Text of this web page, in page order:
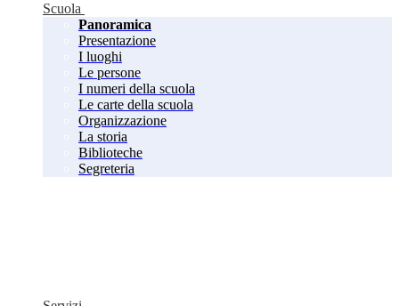
Scuola
Panoramica
Presentazione
I luoghi
Le persone
I numeri della scuola
Le carte della scuola
Organizzazione
La storia
Biblioteche
Segreteria